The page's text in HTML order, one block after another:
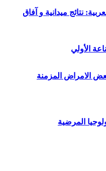
نتائج ميدانية و آفاق
الأولي
الامراض المزمنة
المرضية